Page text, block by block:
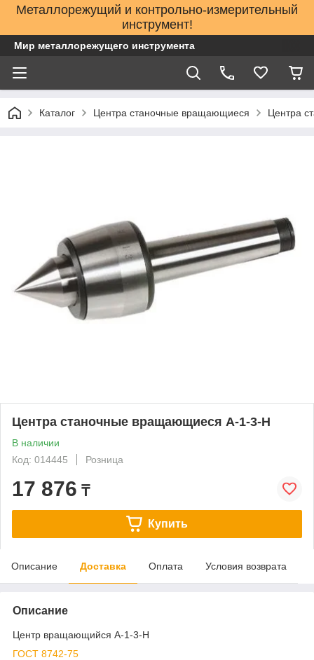
Металлорежущий и контрольно-измерительный
инструмент!
Мир металлорежущего инструмента
Каталог Центра станочные вращающиеся Центра
Центра станочные вращающиеся А-1-3-Н
В наличии
Код: 014445
Розница
17 876 ₸
Купить
Описание Доставка Оплата Условия возврата
Описание
Центр вращающийся А-1-3-Н
ГОСТ 8742-75